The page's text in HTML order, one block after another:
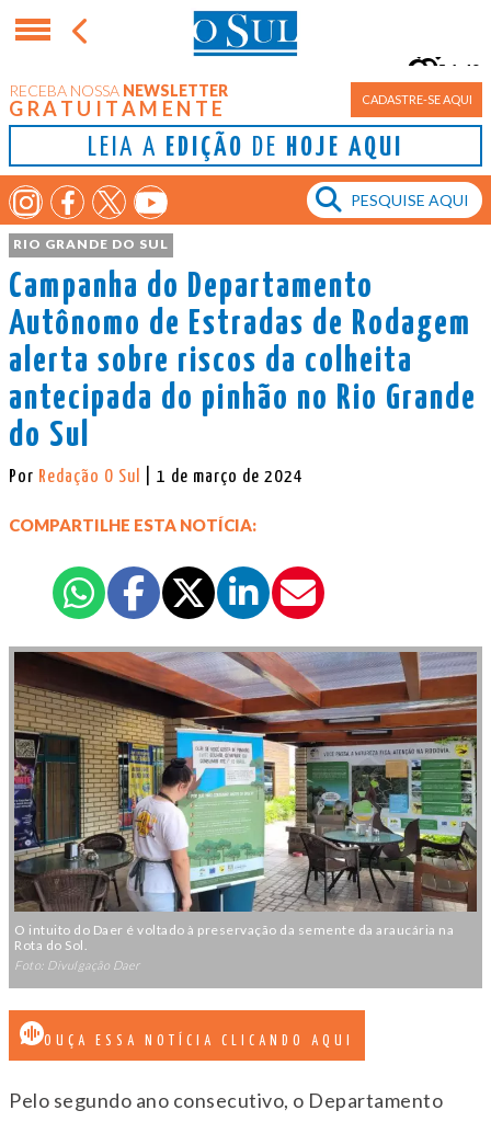
RECEBA NOSSA NEWSLETTER
GRATUITAMENTE CADASTRE-SE AQUI
LEIA A EDIÇÃO DE HOJE AQUI
Porto Alegre
14°
RIO GRANDE DO SUL
Campanha do Departamento
Autônomo de Estradas de Rodagem
alerta sobre riscos da colheita
antecipada do pinhão no Rio Grande
do Sul
Por Redação O Sul | 1 de março de 2024
COMPARTILHE ESTA NOTÍCIA:
O intuito do Daer é voltado à preservação da semente da araucária na
Rota do Sol.
Foto: Divulgação Daer
OUÇA ESSA NOTÍCIA CLICANDO AQUI
Pelo segundo ano consecutivo, o Departamento